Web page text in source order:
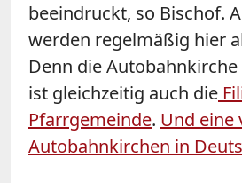
beeindruckt, so Bischof.
werden regelmäßig hier
Denn die
ist gleichzeitig auch die
Pfarrgemeinde. Und eine
Autobahnkirchen in